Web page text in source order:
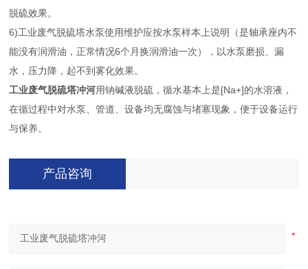
脱硫效果。
6)工业废气脱硫塔水泵使用维护应按水泵样本上说明（是轴承座内不
能没有润滑油，正常情况6个月换润滑油一次），以水泵磨损、漏
水，压力降，起不到雾化效果。
工业废气脱硫塔冲河用钠碱液脱硫，循水基本上是[Na+]的水溶液，
在循过程中对水泵、管道、设备均无腐蚀与堵塞现象，便于设备运行
与保养。
产品咨询